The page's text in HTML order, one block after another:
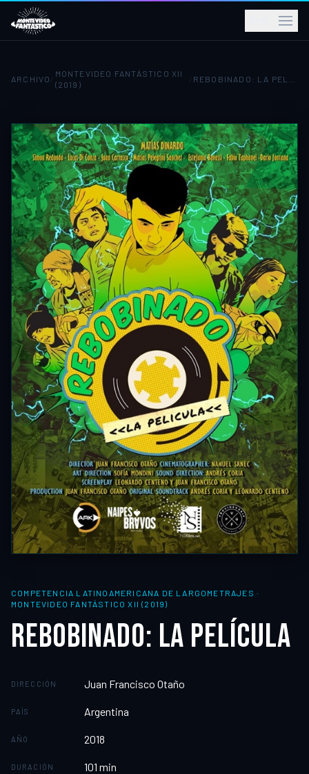
ARCHIVO
MONTEVIDEO FANTÁSTICO XII
(2019)
COMPETENCIA LATINOAMERICANA DE LARGOMETRAJES ·
MONTEVIDEO FANTÁSTICO XII (2019)
REBOBINADO: LA PELÍCULA
DIRECCIÓN Juan Francisco Otaño
PAÍS Argentina
AÑO 2018
DURACIÓN 101 min